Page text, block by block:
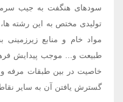
سودهای هنگفت به جیب
تولیدی مختص به این رشته
مواد خام و منابع زیرزمینی
طبیعت و... موجب پیدایش
خاصیت در بین طبقات مرفه و
گسترش یافتن آن به سایر